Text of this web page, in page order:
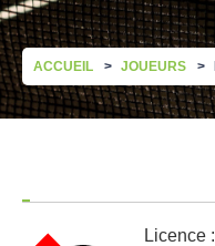
ACCUEIL JOUEURS
Licence :